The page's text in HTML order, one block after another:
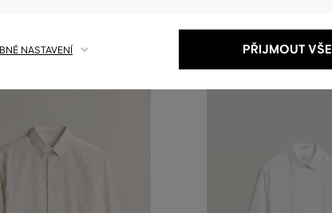
NASTAVENÍ PŘIJMOUT VŠE